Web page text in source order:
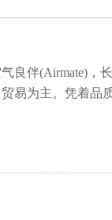
良伴(Airmate)，
易为主。凭着品